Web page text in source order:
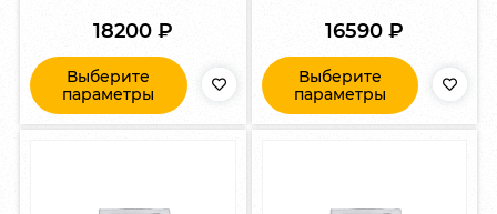
18200 ₽
Выберите
параметры
16590 ₽
Выберите
параметры